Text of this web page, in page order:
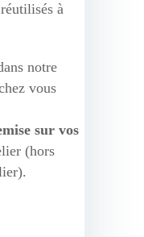
à
notre
vous
sur vos
(hors